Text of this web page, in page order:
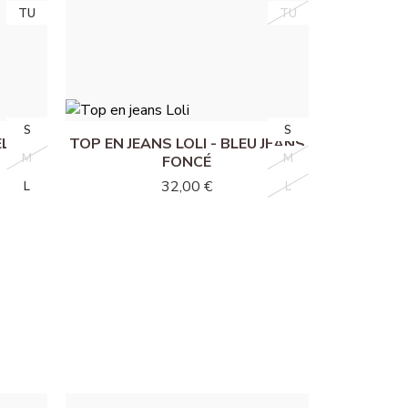
TU
TU TU
TU
S
M
L
S
M
L
S
M
L
TOP EN JEANS LOLI - BLEU JEANS
FONCÉ
32,00 €
S
M
L